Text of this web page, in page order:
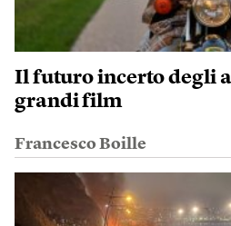
Il futuro incerto degli
grandi film
Francesco Boille